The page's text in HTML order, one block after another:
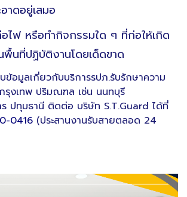
าดอยู่เสมอ
อไฟ หรือทำกิจกรรมใด ๆ ที่ก่อให้เกิด
พื้นที่ปฏิบัติงานโดยเด็ดขาด
ข้อมูลเกี่ยวกับบริการรปภ.รับรักษาความ
รุงเทพ ปริมณฑล เช่น นนทบุรี
ร ปทุมธานี ติดต่อ บริษัท S.T.Guard ได้ที่
0416 (ประสานงานรับสายตลอด 24